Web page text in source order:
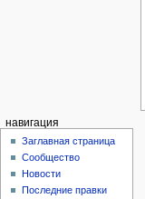
навигация
Заглавная страница
Сообщество
Новости
Последние правки